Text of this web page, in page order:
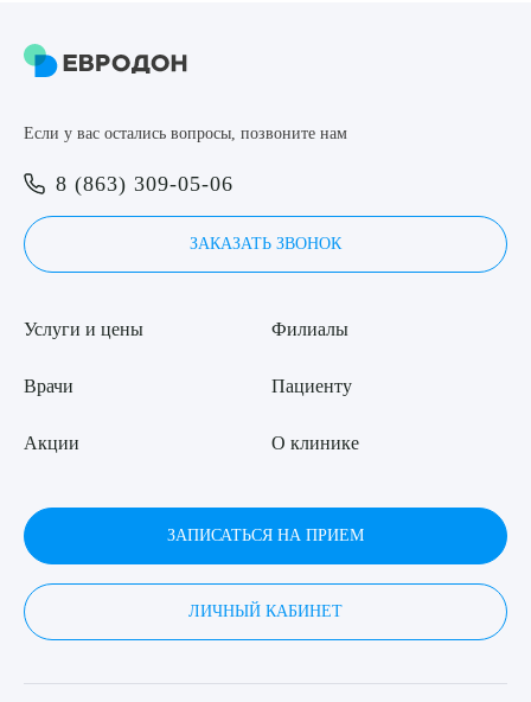
Если у вас остались вопросы, позвоните нам
8 (863) 309-05-06
ЗАКАЗАТЬ ЗВОНОК
Услуги и цены
Врачи
Акции
Филиалы
Пациенту
О клинике
ЗАПИСАТЬСЯ НА ПРИЕМ
ЛИЧНЫЙ КАБИНЕТ